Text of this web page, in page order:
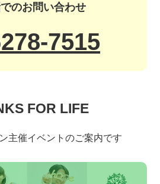
のお問い合わせ
7515
FOR LIFE
主催イベントのご案内です